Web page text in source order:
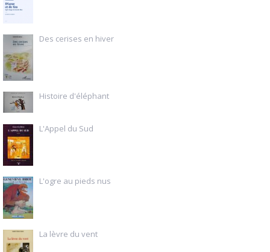
Des cerises en hiver
Histoire d'éléphant
L'Appel du Sud
L'ogre au pieds nus
La lèvre du vent